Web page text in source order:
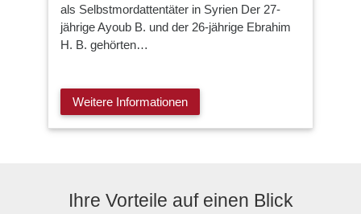
als Selbstmordattentäter in Syrien Der 27-
jährige Ayoub B. und der 26-jährige Ebrahim
H. B. gehörten…
Weitere Informationen
Ihre Vorteile auf einen Blick